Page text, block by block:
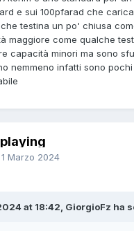
e sui 100pfarad che
testina un po' chiusa
maggiore come qualche
capacità minori ma sono
nemmeno infatti sono
1 Marzo 2024
at 18:42, GiorgioFz ha